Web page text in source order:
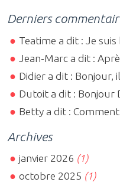
Derniers
Teatime a dit : Je
Jean-Marc a dit :
Didier a dit : Bonjour,
Dutoit a dit : Bonjour
Betty a dit :
Archives
janvier 2026 (1)
octobre 2025 (1)